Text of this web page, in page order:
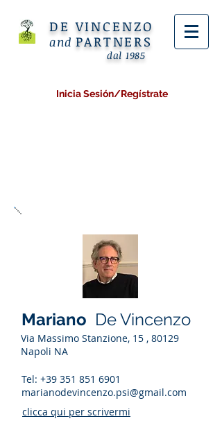
DE VINCENZO
and PARTNERS
dal 1985
Inicia Sesión/Regístrate
Mariano De Vincenzo
Via Massimo Stanzione, 15 , 80129
Napoli NA
Tel: +39 351 851 6901
marianodevincenzo.psi@gmail.com
clicca qui per scrivermi